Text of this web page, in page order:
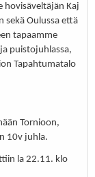
hovisäveltäjän Kaj
sekä Oulussa että
tapaamme
puistojuhlassa,
Tapahtumatalo
Tornioon,
10v juhla.
la 22.11. klo